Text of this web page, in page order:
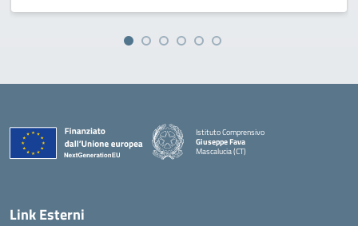
Istituto Comprensivo
Giuseppe Fava
Mascalucia (CT)
Link Esterni